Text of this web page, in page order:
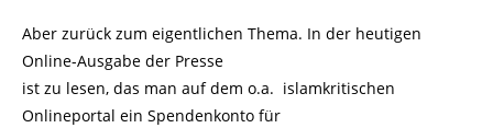
Aber zurück zum eigentlichen Thema. In der heutigen
Online-Ausgabe der Presse
ist zu lesen, das man auf dem o.a. islamkritischen
Onlineportal ein Spendenkonto für